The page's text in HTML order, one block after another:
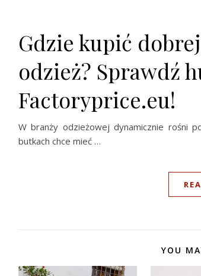
Gdzie kupić
odzież? Sprawdź
Factoryprice.eu!
W branży odzieżowej dynamicznie rośni
butkach chce mieć …
YOU